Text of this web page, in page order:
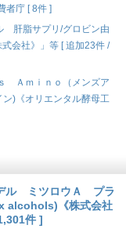
者庁 [ 8件 ]
肝脂サプリ/グロビン由
会社》」等 [ 追加23件 /
Ａｍｉｎｏ（メンズア
ン)《オリエンタル酵母工
ル ミツロウＡ プラ
alcohols)《株式会社
件 ]